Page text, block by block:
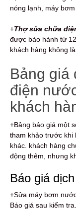
nóng lạnh, máy
+Thợ sửa chữa
được bảo hành từ
khách hàng không
Bảng giá
điện
khách
+Bảng báo giá một
tham khảo trước khi
khác. khách hàng
động thêm, nhưng
Báo giá
+Sửa máy bơm
Báo giá sau kiểm